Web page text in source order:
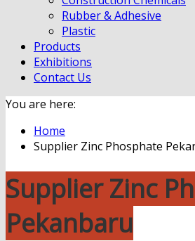
Rubber & Adhesive
Plastic
Products
Exhibitions
Contact Us
You are here:
Home
Supplier Zinc Phosphate
Supplier Zinc
Pekanbaru